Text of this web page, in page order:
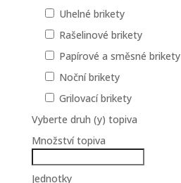
Uhelné brikety
Rašelinové brikety
Papírové a směsné brikety
Noční brikety
Grilovací brikety
Vyberte druh (y) topiva
Množství topiva
Jednotky